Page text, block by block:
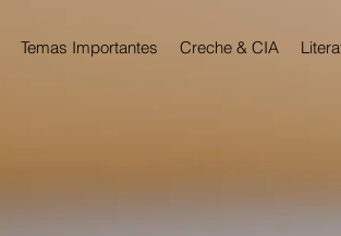
Temas Importantes Creche & CIA